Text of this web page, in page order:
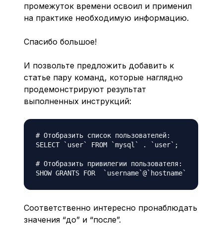
промежуток времени освоил и применил
на практике необходимую информацию.
Спасибо большое!
И позвольте предложить добавить к
статье пару команд, которые наглядно
продемонстрируют результат
выполненных инструкций:
# Отобразить список пользователей:
SELECT `user` FROM `mysql` . `user`;
# Отобразить привилегии пользователя:
Соответственно интересно пронаблюдать
значения “до” и “после”.